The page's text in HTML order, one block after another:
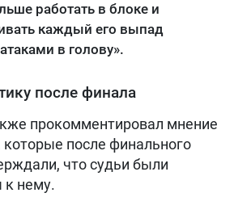
работать в блоке и
каждый его выпад
в голову».
после финала
прокомментировал мнение
после финального
что судьи были
к нему.